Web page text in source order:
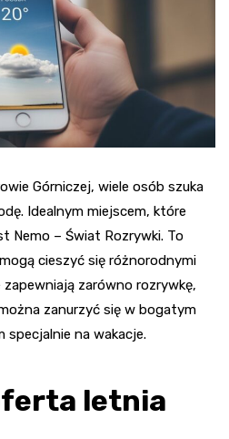
Górniczej, wiele osób szuka
Idealnym miejscem, które
Nemo – Świat Rozrywki. To
cieszyć się różnorodnymi
zarówno rozrywkę,
zanurzyć się w bogatym
na wakacje.
letnia